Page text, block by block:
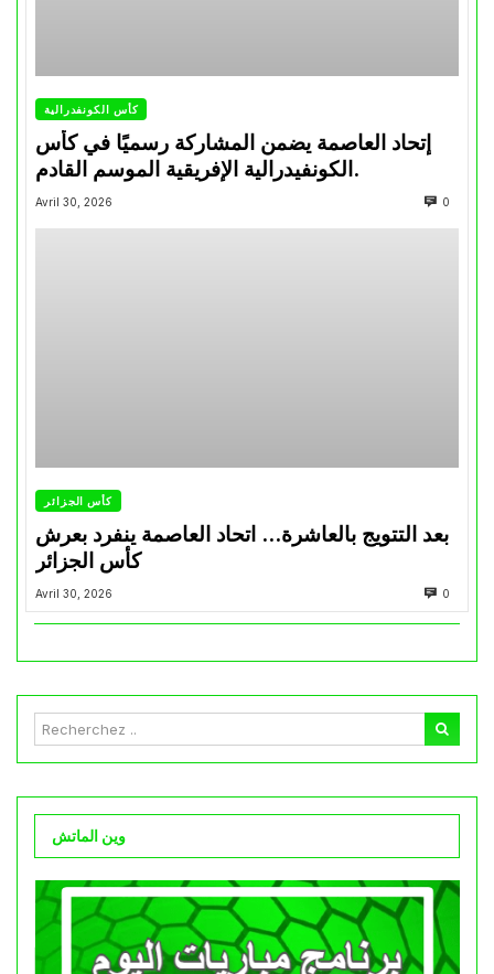
كأس الكونفدرالية
إتحاد العاصمة يضمن المشاركة رسميًا في كأس
الكونفيدرالية الإفريقية الموسم القادم.
Avril 30, 2026 0
كأس الجزائر
بعد التتويج بالعاشرة… اتحاد العاصمة ينفرد بعرش
كأس الجزائر
Avril 30, 2026 0
وين الماتش